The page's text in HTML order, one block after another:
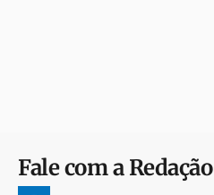
Fale com a Redação